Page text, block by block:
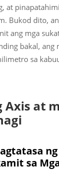
at
Bukod dito,
ang mga
bakal, ang
sa
at
sa